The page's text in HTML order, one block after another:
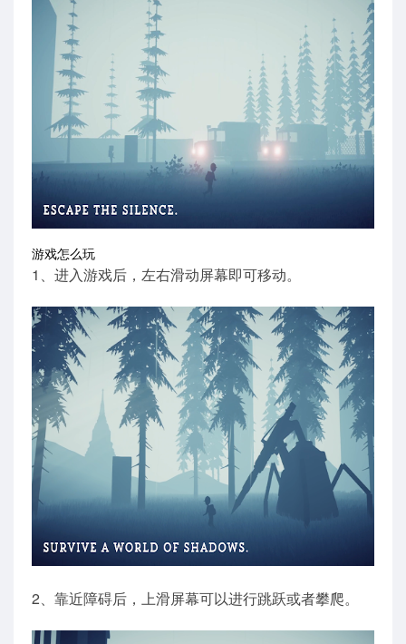
游戏怎么玩
1、进入游戏后，左右滑动屏幕即可移动。
2、靠近障碍后，上滑屏幕可以进行跳跃或者攀爬。